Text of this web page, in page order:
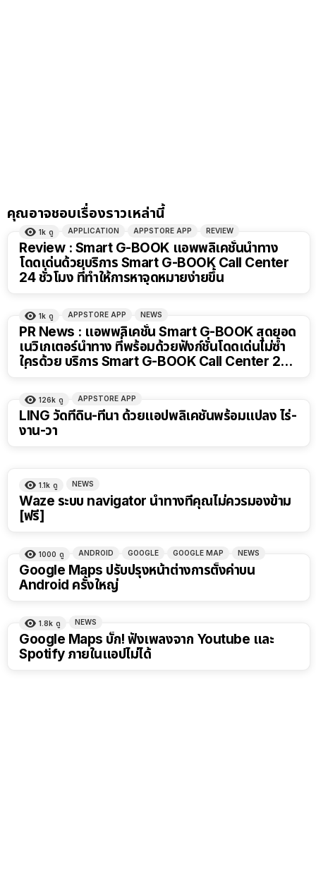
คุณอาจชอบเรื่องราวเหล่านี้
1k ดู APPLICATION APPSTORE APP REVIEW
Review : Smart G-BOOK แอพพลิเคชั่นนำทาง
โดดเด่นด้วยบริการ Smart G-BOOK Call Center
24 ชั่วโมง ที่ทำให้การหาจุดหมายง่ายขึ้น
1k ดู APPSTORE APP NEWS
PR News : แอพพลิเคชั่น Smart G-BOOK สุดยอด
เนวิเกเตอร์นำทาง ที่พร้อมด้วยฟังก์ชั่นโดดเด่นไม่ซ้ำ
ใครด้วย บริการ Smart G-BOOK Call Center 24
126k ดู APPSTORE APP
LING วัดที่ดิน-ที่นา ด้วยแอปพลิเคชันพร้อมแปลง ไร่-
งาน-วา
1.1k ดู NEWS
Waze ระบบ navigator นำทางที่คุณไม่ควรมองข้าม
[ฟรี]
1000 ดู ANDROID GOOGLE GOOGLE MAP NEWS
Google Maps ปรับปรุงหน้าต่างการตั้งค่าบน
Android ครั้งใหญ่
1.8k ดู NEWS
Google Maps บั๊ก! ฟังเพลงจาก Youtube และ
Spotify ภายในแอปไม่ได้